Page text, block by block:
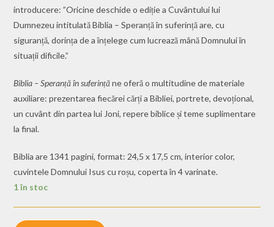
introducere: ”Oricine deschide o ediție a Cuvântului lui
Dumnezeu intitulată Biblia – Speranță în suferință are, cu
siguranță, dorința de a înțelege cum lucrează mână Domnului în
situații dificile.”
Biblia – Speranță în suferințăne oferă o multitudine de materiale
auxiliare: prezentarea fiecărei cărți a Bibliei, portrete, devoțional,
un cuvânt din partea lui Joni, repere biblice și teme suplimentare
la final.
Biblia are 1341 pagini, format: 24,5 x 17,5 cm, interior color,
cuvintele Domnului Isus cu roșu, coperta în 4 varinate.
1 în stoc